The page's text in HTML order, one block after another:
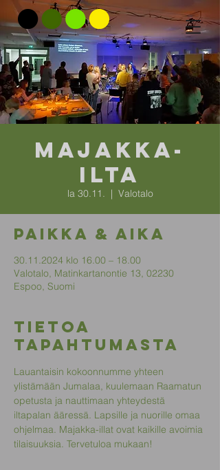
Majakka-
ilta
la 30.11.
  |
Valotalo
Paikka & aika
30.11.2024 klo 16.00 – 18.00
Valotalo, Matinkartanontie 13, 02230
Espoo, Suomi
Tietoa
tapahtumasta
Lauantaisin kokoonnumme yhteen
ylistämään Jumalaa, kuulemaan Raamatun
opetusta ja nauttimaan yhteydestä
iltapalan ääressä. Lapsille ja nuorille omaa
ohjelmaa. Majakka-illat ovat kaikille avoimia
tilaisuuksia. Tervetuloa mukaan!